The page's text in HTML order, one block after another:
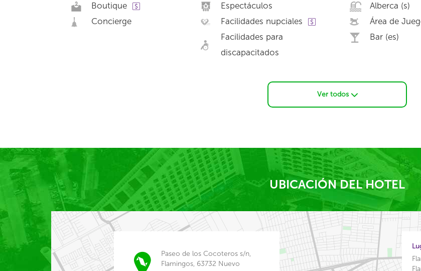
Boutique
Concierge
Espectáculos
Facilidades nupciales
Facilidades para
discapacitados
Alberca (s)
Área de
Bar (es)
Ver todos
UBICACIÓN DEL HOTEL
Paseo de los Cocoteros s/n,
Flamingos, 63732 Nuevo